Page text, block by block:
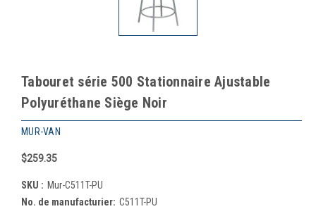
Tabouret série 500 Stationnaire Ajustable
Polyuréthane Siège Noir
MUR-VAN
$259.35
SKU : Mur-C511T-PU
No. de manufacturier: C511T-PU